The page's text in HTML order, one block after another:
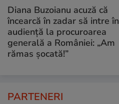
Diana Buzoianu acuză că
încearcă în zadar să intre în
audiență la procuroarea
generală a României: „Am
rămas șocată!”
PARTENERI